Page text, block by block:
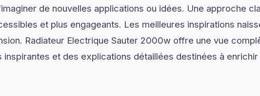
de nouvelles applications ou idées. Une approche
et plus engageants. Les meilleures inspirations
Radiateur Electrique Sauter 2000w offre une vue
inspirantes et des explications détaillées destinées à enrichir